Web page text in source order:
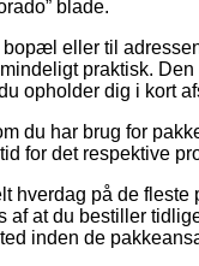
blade.
eller til
praktisk.
opholder dig i kort
du har brug for
for det respektive
på de fleste
af at du bestiller
inden de